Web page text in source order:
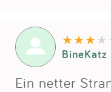
BineKatz
Ein netter